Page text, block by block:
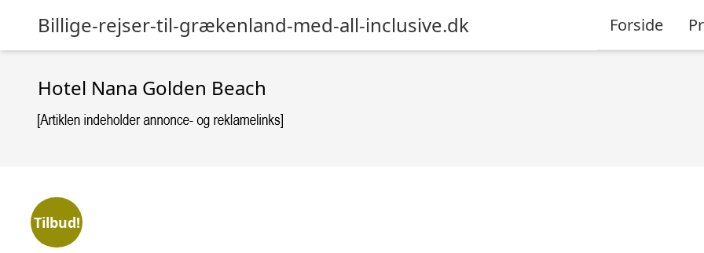
Billige-rejser-til-grækenland-med-all-inclusive.dk Forside
Hotel Nana Golden Beach
Tilbud!